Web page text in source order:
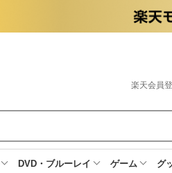
楽天会員
DVD・ブルーレイ ゲーム グ